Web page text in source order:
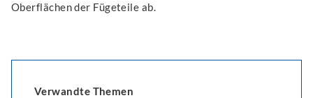
Oberflächen der Fügeteile ab.
Verwandte Themen